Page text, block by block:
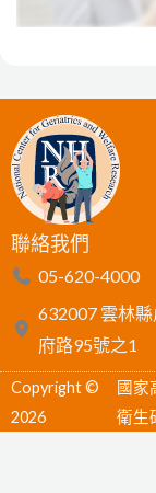
聯絡我們
05-620-4000
632007 雲林
府路95號之1
Copyright ©
2026
國家
衛生